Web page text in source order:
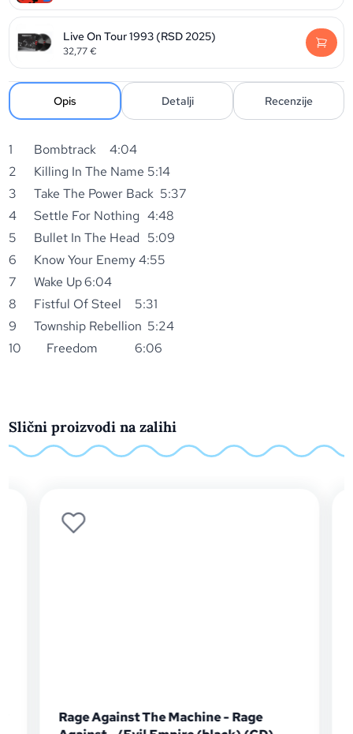
Live On Tour 1993 (RSD 2025)
32,77€
Opis Detalji Recenzije
1 Bombtrack
4:04
2
Killing In The Name 5:14
3
Take The Power Back 5:37
4
Settle For Nothing 4:48
5
Bullet In The Head 5:09
6
Know Your Enemy 4:55
7
Wake Up6:04
8
Fistful Of Steel
5:31
9
Township Rebellion 5:24
10
Freedom 6:06
Slični proizvodi na zalihi
Rage Against The Machine - Rage